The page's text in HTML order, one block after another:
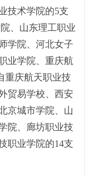
技术学院的5支
、山东理工职业
学院、河北女子
业学院、重庆航
重庆航天职业技
贸易学校、西安
京城市学院、山
院、廊坊职业技
职业学院的14支